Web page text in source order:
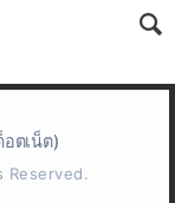
อตเน็ต)